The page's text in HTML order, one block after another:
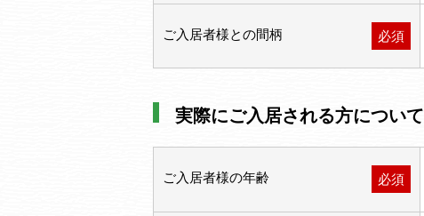
ご入居者様との間柄 必須
実際にご入居される方について
ご入居者様の年齢 必須